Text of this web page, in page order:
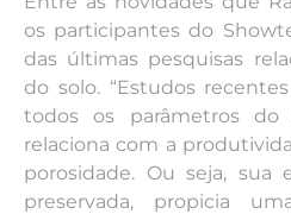
os participantes do
das últimas pesquisas
do solo. “Estudos
todos os parâmetros
relaciona com a
porosidade. Ou seja, sua
preservada, propicia